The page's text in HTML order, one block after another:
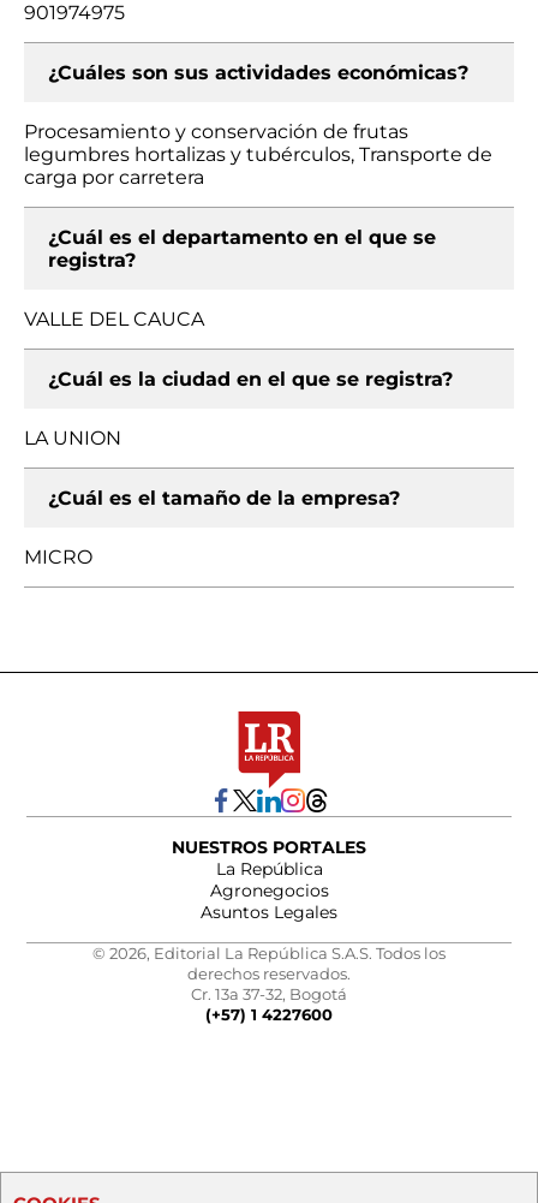
901974975
¿Cuáles son sus actividades económicas?
Procesamiento y conservación de frutas
legumbres hortalizas y tubérculos, Transporte de
carga por carretera
¿Cuál es el departamento en el que se
registra?
VALLE DEL CAUCA
¿Cuál es la ciudad en el que se registra?
LA UNION
¿Cuál es el tamaño de la empresa?
MICRO
NUESTROS PORTALES
La República
Agronegocios
Asuntos Legales
© 2026, Editorial La República S.A.S. Todos los
derechos reservados.
Cr. 13a 37-32, Bogotá
(+57) 1 4227600